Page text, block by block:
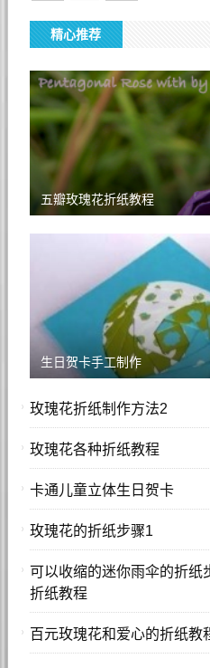
精心推荐
五瓣玫瑰花折纸教程
生日贺卡手工制作
玫瑰花折纸制作方法2
玫瑰花各种折纸教程
卡通儿童立体生日贺卡
玫瑰花的折纸步骤1
可以收缩的迷你雨伞的折纸
折纸教程
百元玫瑰花和爱心的折纸教